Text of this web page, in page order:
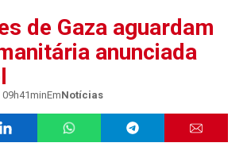
de Gaza aguardam
anunciada
EmNotícias